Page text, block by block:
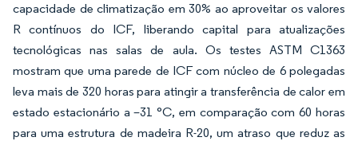
capacidade de climatização em 30% ao aproveitar os valores
R contínuos do ICF, liberando capital para atualizações
tecnológicas nas salas de aula. Os testes ASTM C1363
mostram que uma parede de ICF com núcleo de 6 polegadas
leva mais de 320 horas para atingir a transferência de calor em
estado estacionário a –31 °C, em comparação com 60 horas
para uma estrutura de madeira R-20, um atraso que reduz as